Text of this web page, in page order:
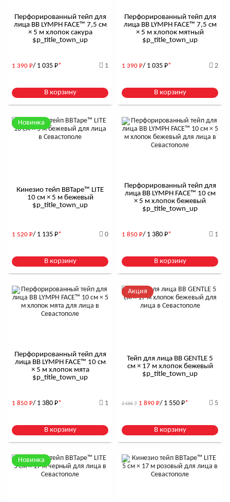
Перфорированный тейп для
лица BB LYMPH FACE™ 7,5 см
× 5 м хлопок сакура
$р_title_town_up
1 390 Р/ 1 035 Р* 1
В корзину
Перфорированный тейп для
лица BB LYMPH FACE™ 7,5 см
× 5 м хлопок мятный
$р_title_town_up
1 390 Р/ 1 035 Р* 2
В корзину
Новинка
Кинезио тейп BBTape™ LITE
10 см × 5 м бежевый
$р_title_town_up
1 520 Р/ 1 135 Р* 0
В корзину
Перфорированный тейп для
лица BB LYMPH FACE™ 10 см
× 5 м хлопок бежевый
$р_title_town_up
1 850 Р/ 1 380 Р* 1
В корзину
Перфорированный тейп для
лица BB LYMPH FACE™ 10 см
× 5 м хлопок мята
$р_title_town_up
1 850 Р/ 1 380 Р* 1
В корзину
Акция
Тейп для лица BB GENTLE 5
см × 17 м хлопок бежевый
$р_title_town_up
2 586 Р 1 890 Р/ 1 550 Р* 5
В корзину
Новинка